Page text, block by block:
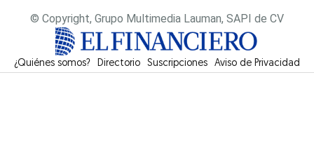
© Copyright, Grupo Multimedia Lauman, SAPI de CV
¿Quiénes somos? Directorio Suscripciones Opens in new window
Aviso de Privacidad